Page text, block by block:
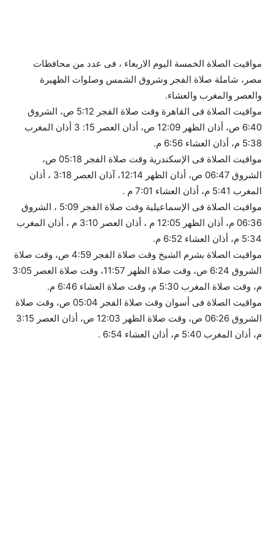
مواقيت الصلاة الخمسة اليوم الاربعاء ، فى عدد من محافظات
مصر، شاملة صلاة الفجر وشروق الشمس وصلوات الظهيرة
والعصر والمغرب والعشاء.
مواقيت الصلاة فى القاهرة وقت صلاة الفجر 5:12 ص، الشروق
6:40 ص، أذان الظهر 12:09 ص، أذان العصر 15: 3 أذان المغرب
5:38 م، أذان العشاء 6:56 م.
مواقيت الصلاة فى الإسكندرية وقت صلاة الفجر 05:18 ص،
الشروق 06:47 ص، أذان الظهر 12:14، آذان العصر 3:18 ، أذان
المغرب 5:41 م، أذان العشاء 7:01 م .
مواقيت الصلاة فى الإسماعيلية وقت صلاة الفجر 5:09 ، الشروق
06:36 م، أذان الظهر 12:05 م ، أذان العصر 3:10 م ، أذان المغرب
5:34 م، أذان العشاء 6:52 م.
مواقيت الصلاة بشرم الشيخ وقت صلاة الفجر 4:59 ص، وقت صلاة
الشروق 6:24 ص، وقت صلاة الظهر 11:57، وقت صلاة العصر 3:05
م، وقت صلاة المغرب 5:30 م، وقت صلاة العشاء 6:46 م.
مواقيت الصلاة فى أسوان وقت صلاة الفجر 05:04 ص، وقت صلاة
الشروق 06:26 ص، وقت صلاة الظهر 12:03 ص، أذان العصر 3:15
م، أذان المغرب 5:40 م، أذان العشاء 6:54 .